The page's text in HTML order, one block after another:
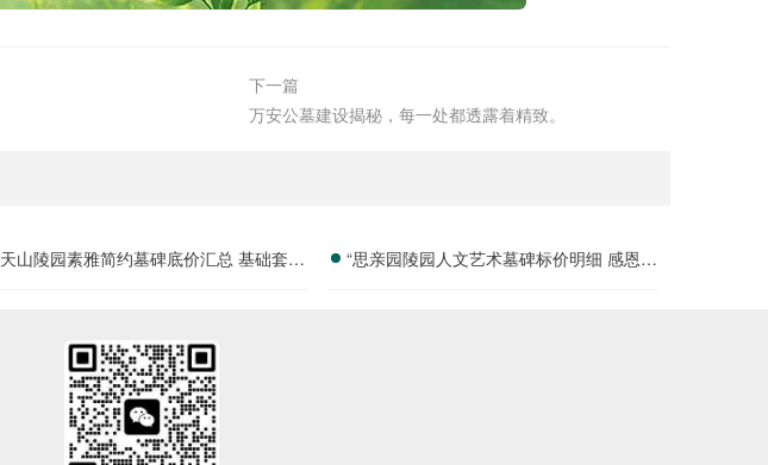
下一篇
万安公墓建设揭秘，每一处都透露着精致。
天山陵园素雅简约墓碑底价汇总 基础套餐
“思亲园陵园人文艺术墓碑标价明细 感恩季